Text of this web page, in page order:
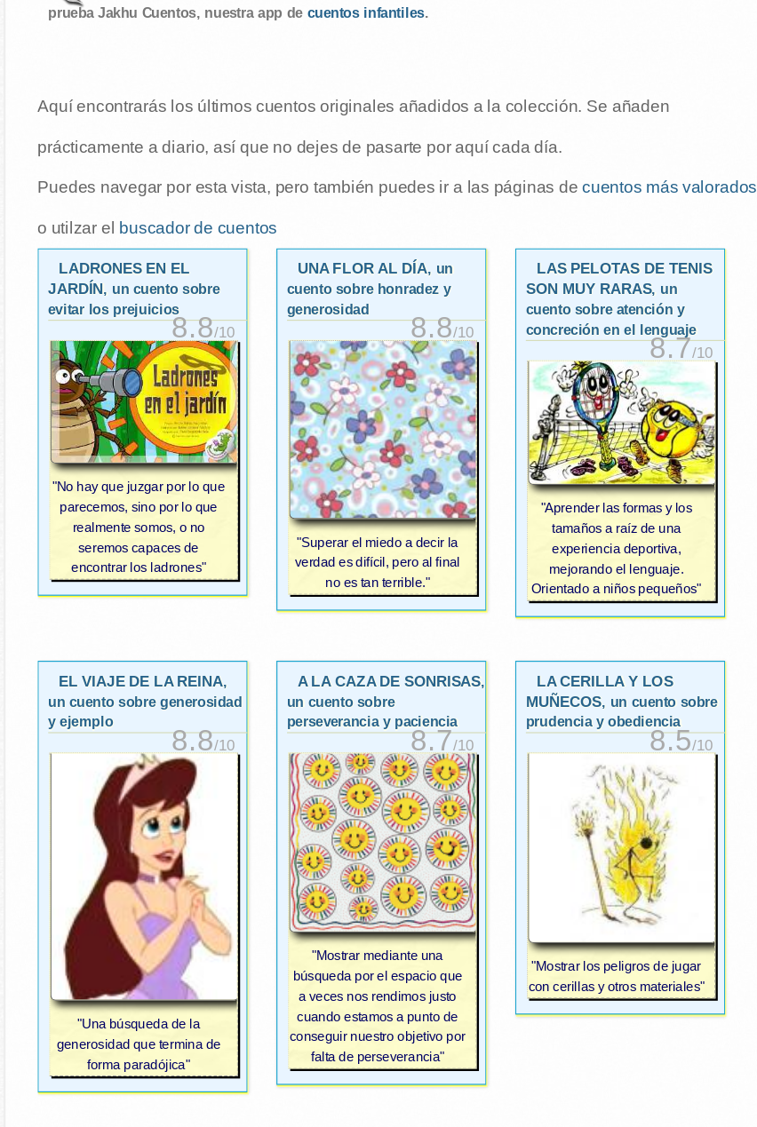
prueba Jakhu Cuentos, nuestra app de cuentos infantiles.
Aquí encontrarás los últimos cuentos originales añadidos a la colección. Se añaden
prácticamente a diario, así que no dejes de pasarte por aquí cada día.
Puedes navegar por esta vista, pero también puedes ir a las páginas decuentos más valorados
o utilzar el buscador de cuentos
LADRONES EN EL
JARDÍN, un cuento sobre
evitar los prejuicios
8.8/10
"No hay que juzgar por lo que
parecemos, sino por lo que
realmente somos, o no
seremos capaces de
encontrar los ladrones"
UNA FLOR AL DÍA, un
cuento sobre honradez y
generosidad
8.8/10
"Superar el miedo a decir la
verdad es difícil, pero al final
no es tan terrible."
LAS PELOTAS DE TENIS
SON MUY RARAS, un
cuento sobre atención y
concreción en el lenguaje
8.7/10
"Aprender las formas y los
tamaños a raíz de una
experiencia deportiva,
mejorando el lenguaje.
Orientado a niños pequeños"
EL VIAJE DE LA REINA,
un cuento sobre generosidad
y ejemplo
8.8/10
"Una búsqueda de la
generosidad que termina de
forma paradójica"
A LA CAZA DE SONRISAS,
un cuento sobre
perseverancia y paciencia
8.7/10
"Mostrar mediante una
búsqueda por el espacio que
a veces nos rendimos justo
cuando estamos a punto de
conseguir nuestro objetivo por
falta de perseverancia"
LA CERILLA Y LOS
MUÑECOS, un cuento sobre
prudencia y obediencia
8.5/10
"Mostrar los peligros de jugar
con cerillas y otros materiales"